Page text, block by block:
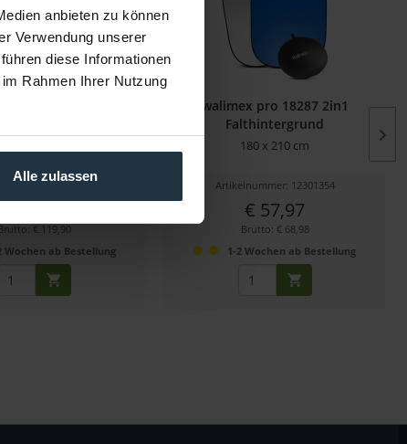
anbieten zu können
Verwendung unserer
diese Informationen
Rahmen Ihrer Nutzung
Alle zulassen
12302515
€ 100,76
€ 119,90
Wochen ab Bestellung
walimex pro 18287 2in1
Falthintergrund
180 x 210 cm
Artikelnummer: 12301354
€ 57,97
Brutto: € 68,98
1-2 Wochen ab Bestellung